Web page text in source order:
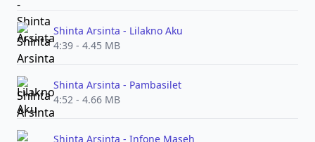
Shinta Arsinta - Lilakno Aku
4:39 - 4.45 MB
Shinta Arsinta - Pambasilet
4:52 - 4.66 MB
Shinta Arsinta - Infone Maseh